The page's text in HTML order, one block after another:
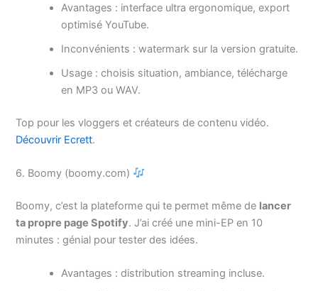
Avantages : interface ultra ergonomique, export
optimisé YouTube.
Inconvénients : watermark sur la version gratuite.
Usage : choisis situation, ambiance, télécharge
en MP3 ou WAV.
Top pour les vloggers et créateurs de contenu vidéo.
Découvrir Ecrett.
6. Boomy (boomy.com)
Boomy, c’est la plateforme qui te permet même de lancer
ta propre page Spotify. J’ai créé une mini-EP en 10
minutes : génial pour tester des idées.
Avantages : distribution streaming incluse.